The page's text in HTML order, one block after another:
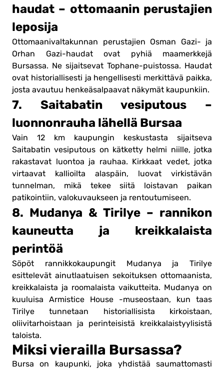
haudat – ottomaanin perustajien
leposija
Ottomaanivaltakunnan perustajien Osman Gazi- ja
Orhan Gazi-haudat ovat pyhiä maamerkkejä
Bursassa. Ne sijaitsevat Tophane-puistossa. Haudat
ovat historiallisesti ja hengellisesti merkittävä paikka,
josta avautuu henkeäsalpaavat näkymät kaupunkiin.
7. Saitabatin vesiputous –
luonnonrauha lähellä Bursaa
Vain 12 km kaupungin keskustasta sijaitseva
Saitabatin vesiputous on kätketty helmi niille, jotka
rakastavat luontoa ja rauhaa. Kirkkaat vedet, jotka
virtaavat kallioilta alaspäin, luovat virkistävän
tunnelman, mikä tekee siitä loistavan paikan
patikointiin, valokuvaukseen ja rentoutumiseen.
8. Mudanya & Tirilye – rannikon
kauneutta ja kreikkalaista
perintöä
Söpöt rannikkokaupungit Mudanya ja Tirilye
esittelevät ainutlaatuisen sekoituksen ottomaanista,
kreikkalaista ja roomalaista vaikutteita. Mudanya on
kuuluisa Armistice House -museostaan, kun taas
Tirilye tunnetaan historiallisista kirkoistaan,
oliivitarhoistaan ja perinteisistä kreikkalaistyylisistä
taloista.
Miksi vierailla Bursassa?
Bursa on kaupunki, joka yhdistää saumattomasti